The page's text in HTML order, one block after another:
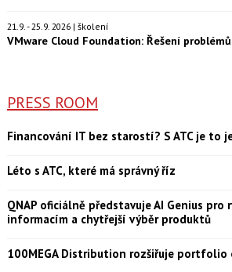
21.9. - 25.9. 2026 | školení
VMware Cloud Foundation: Řešení problémů
PRESS ROOM
Financování IT bez starostí? S ATC je to
Léto s ATC, které má správný říz
QNAP oficiálně představuje AI Genius pro
informacím a chytřejší výběr produktů
100MEGA Distribution rozšiřuje portfolio